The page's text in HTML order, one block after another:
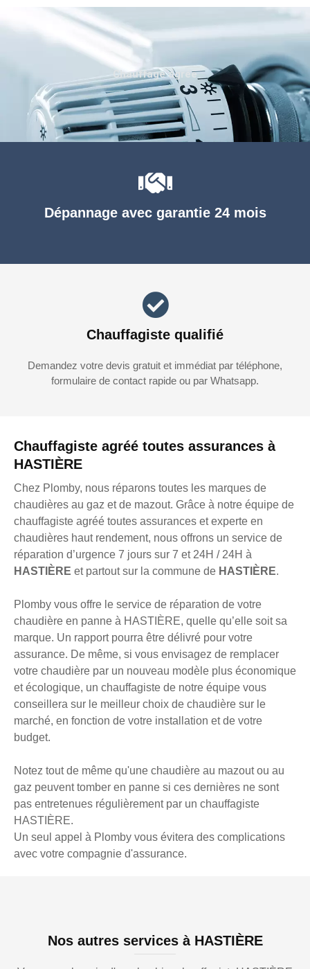
Chauffagiste agréé toutes assurances à
HASTIÈRE
Chez Plomby, nous réparons toutes les marques de
chaudières au gaz et de mazout. Grâce à notre équipe de
chauffagiste agréé toutes assurances et experte en
chaudières haut rendement, nous offrons un service de
réparation d’urgence 7 jours sur 7 et 24H / 24H à
HASTIÈRE et partout sur la commune de HASTIÈRE.
Plomby vous offre le service de réparation de votre
chaudière en panne à HASTIÈRE, quelle qu’elle soit sa
marque. Un rapport pourra être délivré pour votre
assurance. De même, si vous envisagez de remplacer
votre chaudière par un nouveau modèle plus économique
et écologique, un chauffagiste de notre équipe vous
conseillera sur le meilleur choix de chaudière sur le
marché, en fonction de votre installation et de votre
budget.
Notez tout de même qu'une chaudière au mazout ou au
gaz peuvent tomber en panne si ces dernières ne sont
pas entretenues régulièrement par un chauffagiste
HASTIÈRE.
Un seul appel à Plomby vous évitera des complications
avec votre compagnie d'assurance.
Dépannage avec garantie 24 mois
Chauffagiste qualifié
Demandez votre devis gratuit et immédiat par téléphone,
formulaire de contact rapide ou par Whatsapp.
Chauffage agréé
Nos autres services à HASTIÈRE